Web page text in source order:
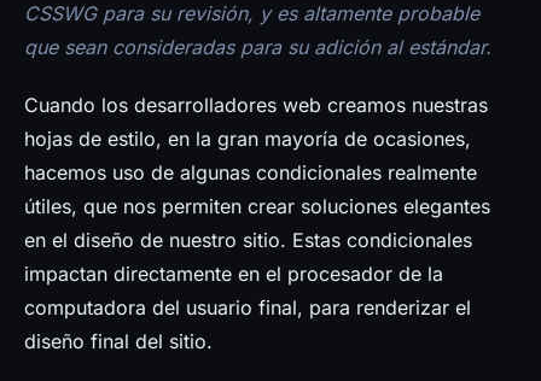
CSSWG para su revisión, y es altamente probable
que sean consideradas para su adición al estándar.
Cuando los desarrolladores web creamos nuestras
hojas de estilo, en la gran mayoría de ocasiones,
hacemos uso de algunas condicionales realmente
útiles, que nos permiten crear soluciones elegantes
en el diseño de nuestro sitio. Estas condicionales
impactan directamente en el procesador de la
computadora del usuario final, para renderizar el
diseño final del sitio.